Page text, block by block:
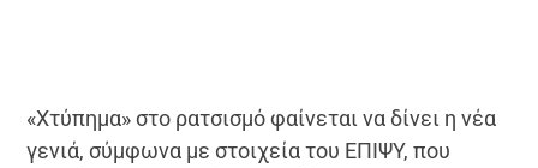
«Χτύπημα» στο ρατσισμό φαίνεται να δίνει η νέα
γενιά, σύμφωνα με στοιχεία του ΕΠΙΨΥ, που